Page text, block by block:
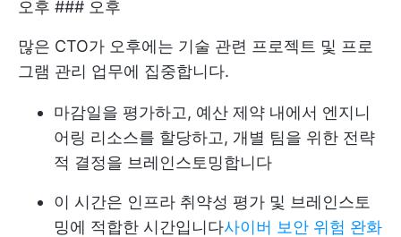
오후 ### 오후
많은 CTO가 오후에는 기술 관련 프로젝트 및 프로
그램 관리 업무에 집중합니다.
마감일을 평가하고, 예산 제약 내에서 엔지니
어링 리소스를 할당하고, 개별 팀을 위한 전략
적 결정을 브레인스토밍합니다
이 시간은 인프라 취약성 평가 및 브레인스토
밍에 적합한 시간입니다사이버 보안 위험 완화